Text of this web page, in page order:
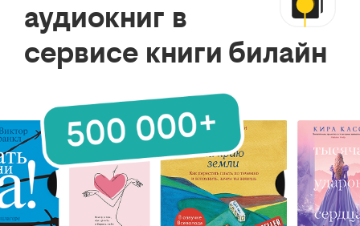
аудиокниг в
сервисе книги билайн